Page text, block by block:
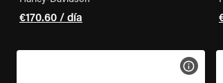
€170.60 / día
VER